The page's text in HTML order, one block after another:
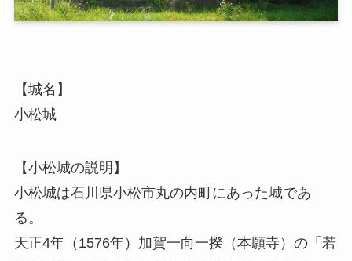
【城名】
小松城
【小松城の説明】
小松城は石川県小松市丸の内町にあった城であ
る。
天正4年（1576年）加賀一向一揆（本願寺）の「若